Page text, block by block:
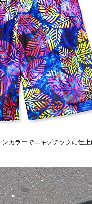
カラーでエキゾチックに仕